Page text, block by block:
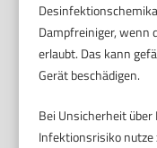
Dampfreiniger, wenn
erlaubt. Das kann
Gerät beschädigen.
Bei Unsicherheit
Infektionsrisiko